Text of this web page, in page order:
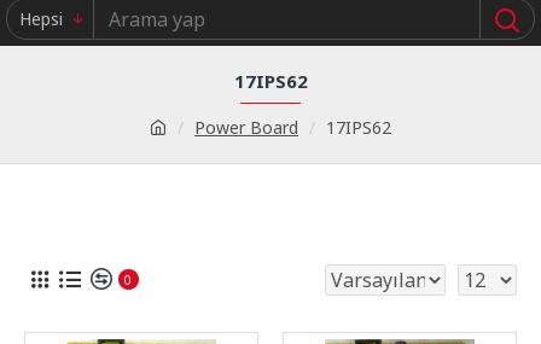
Hepsi
Power Board 17IPS62
17IPS62
0